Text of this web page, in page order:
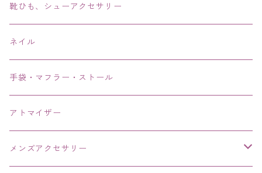
アンクレット
靴ひも、シューアクセサリー
ネイル
手袋・マフラー・ストール
アトマイザー
メンズアクセサリー